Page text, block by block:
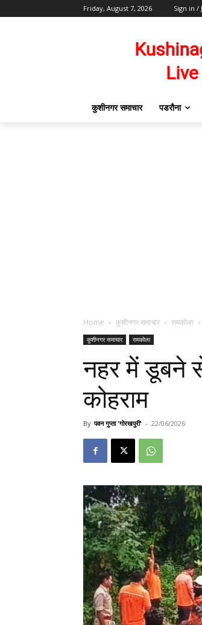
Friday, August 7, 2026 Sign in /
कुशीनगर समाचार पडरौना
Home कुशीनगर समाचार रामकोला
कुशीनगर समाचार रामकोला
नहर में डूबने से
कोहराम
By पवन गुप्ता 'गोरखपुरी' - 22/06/2026